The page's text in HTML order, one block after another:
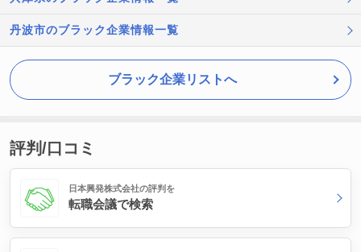
丹波市のブラック企業情報一覧
ブラック企業リストへ
評判/口コミ
日本興発株式会社の評判を
転職会議で検索